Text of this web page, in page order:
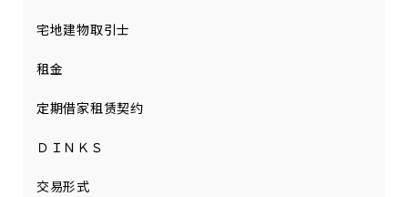
宅地建物取引士
租金
定期借家租赁契约
ＤＩＮＫＳ
交易形式